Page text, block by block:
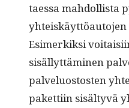
taes­sa mah­dol­lista
yhteiskäyt­töau­to­jen
Esimerkik­si
sisäl­lyt­tämi­nen
palvelu­os­tosten
paket­ti­in sisäl­tyvä